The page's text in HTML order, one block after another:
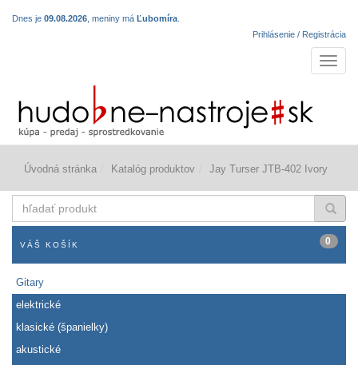
Dnes je 09.08.2026 , meniny má Ľubomíra
Prihlásenie / Registrácia
Úvodná stránka Katalóg produktov Jay Turser JTB-402 Ivory
produkt
VÁŠ KOŠÍK 0
Gitary
elektrické
klasické (španielky)
akustické